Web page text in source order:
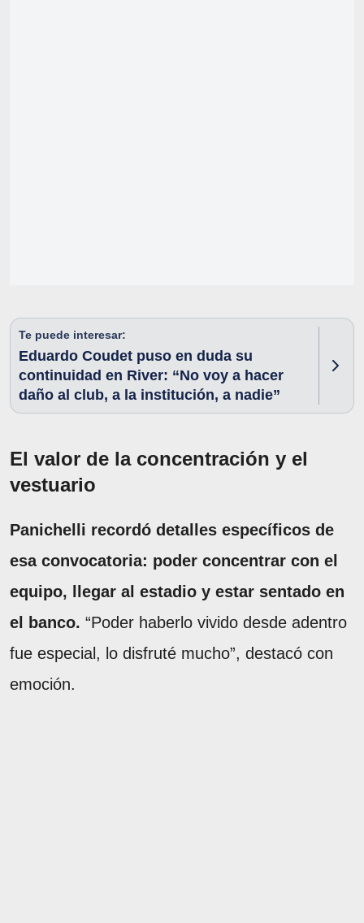
Te puede interesar:
Eduardo Coudet puso en duda su
continuidad en River: “No voy a hacer
daño al club, a la institución, a nadie”
El valor de la concentración y el
vestuario
Panichelli recordó detalles específicos de
esa convocatoria: poder concentrar con el
equipo, llegar al estadio y estar sentado en
el banco. “Poder haberlo vivido desde adentro
fue especial, lo disfruté mucho”, destacó con
emoción.